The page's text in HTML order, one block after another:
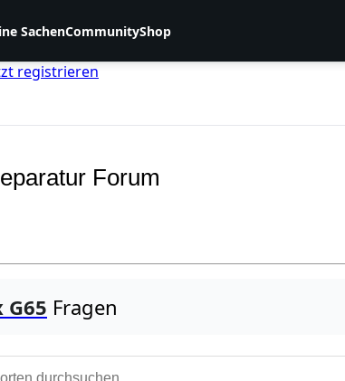
SachenCommunityShop
registrieren
Forum
G65 Fragen